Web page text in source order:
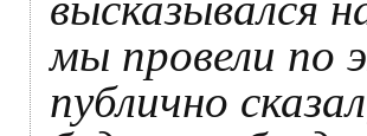
мы провели по
публично